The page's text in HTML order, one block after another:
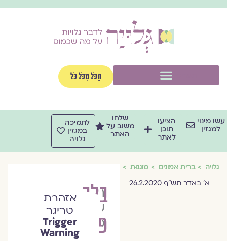
הַכֹּל מִכֹּל כֹּל
מינוי
למגזין
הציעו
תוכן
לאתר
שלחו
משוב על
האתר
לתמיכה
במגזין
גלויה
גלויה ברית אמונים מוגנוּת
א' באדר תש"ף 26.2.2020
בלב
פתוח:
הרבנית
שרה
סגל־כץ
אזהרת
טריגר
Trigger
Warning